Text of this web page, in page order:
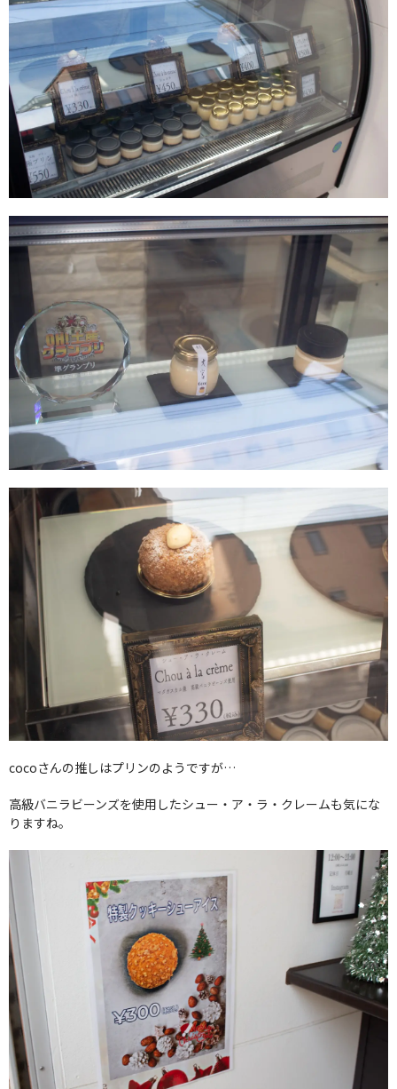
cocoさんの推しはプリンのようですが…
高級バニラビーンズを使用したシュー・ア・ラ・クレームも気にな
りますね。